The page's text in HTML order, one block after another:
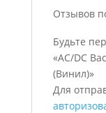
Отзывов
Будьте
«AC/DC
(Винил)»
Для